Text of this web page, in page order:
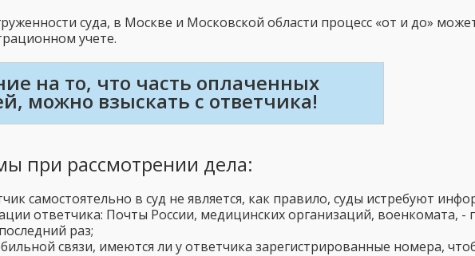
суда, в Москве и Московской области процесс «от и до»
учете.
на то, что часть оплаченных
можно взыскать с ответчика!
при рассмотрении дела:
самостоятельно в суд не является, как правило, суды истребуют
ответчика: Почты России, медицинских организаций, военкомата, -
раз;
связи, имеются ли у ответчика зарегистрированные номера,